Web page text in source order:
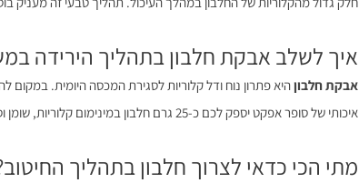
איך לשלב אבקת חלבון בתהליך הירידה
אבקת חלבוןהיא פתרון נוח ודל קלוריות לסגירת המכסה היומית. במקום
איכותי של סופר אפקט יספק לכם כ-25 גרם חלבון במינימום קלוריות, שומן וסוכר.
מתי הכי כדאי לצרוך חלבון בתהליך